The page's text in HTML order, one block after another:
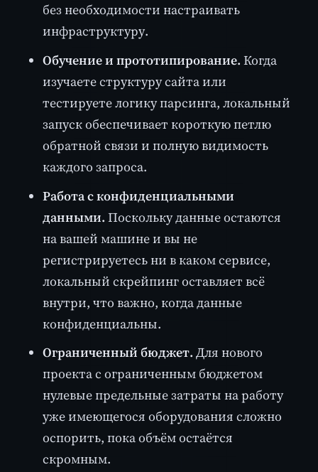
без необходимости настраивать
инфраструктуру.
Обучение и прототипирование. Когда
изучаете структуру сайта или
тестируете логику парсинга, локальный
запуск обеспечивает короткую петлю
обратной связи и полную видимость
каждого запроса.
Работа с конфиденциальными
данными. Поскольку данные остаются
на вашей машине и вы не
регистрируетесь ни в каком сервисе,
локальный скрейпинг оставляет всё
внутри, что важно, когда данные
конфиденциальны.
Ограниченный бюджет. Для нового
проекта с ограниченным бюджетом
нулевые предельные затраты на работу
уже имеющегося оборудования сложно
оспорить, пока объём остаётся
скромным.